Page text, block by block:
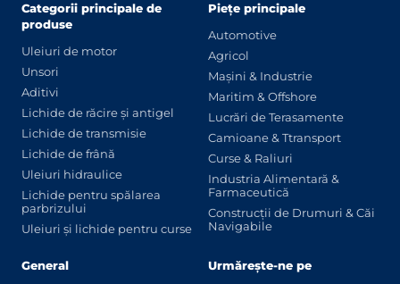
Categorii principale de
produse
Uleiuri de motor
Unsori
Aditivi
Lichide de răcire și antigel
Lichide de transmisie
Lichide de frână
Uleiuri hidraulice
Lichide pentru spălarea
parbrizului
Uleiuri și lichide pentru curse
Piețe principale
Automotive
Agricol
Mașini & Industrie
Maritim & Offshore
Lucrări de Terasamente
Camioane & Ttransport
Curse & Raliuri
Industria Alimentară &
Farmaceutică
Construcții de Drumuri & Căi
Navigabile
General Urmărește-ne pe